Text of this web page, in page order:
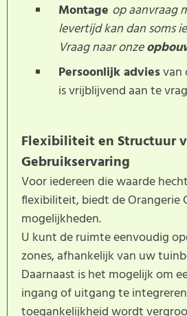
Montage op aanvraag
levertijd kan dan soms
Vraag naar onze
Persoonlijk adviesvan
is vrijblijvend aan te
Flexibiliteit en Structuur
Gebruikservaring
Voor iedereen die waarde
flexibiliteit, biedt de Orangerie
mogelijkheden.
U kunt de ruimte eenvoudig
zones, afhankelijk van uw
Daarnaast is het mogelijk om
ingang of uitgang te